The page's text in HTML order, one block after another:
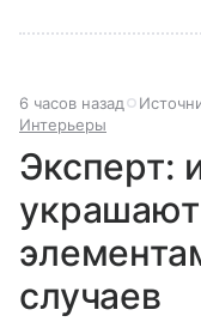
6 часов назад
Интерьеры
Эксперт:
случаев